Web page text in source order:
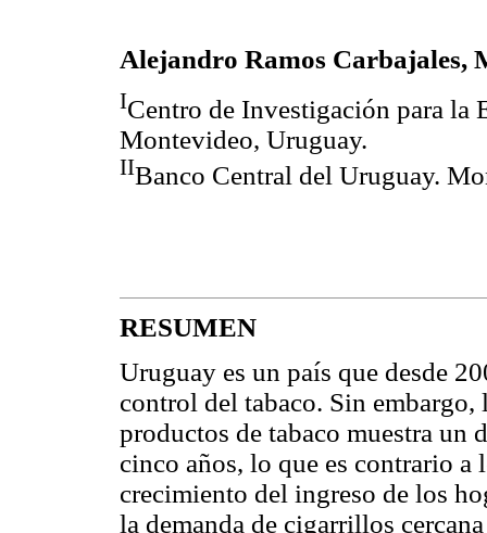
Alejandro Ramos Carbajales,
ICentro de Investigación para la
Montevideo, Uruguay.
IIBanco Central del Uruguay.
RESUMEN
Uruguay es un país que desde
control del tabaco. Sin
productos de tabaco muestra un
cinco años, lo que es contrario a
crecimiento del ingreso de los
la demanda de cigarrillos